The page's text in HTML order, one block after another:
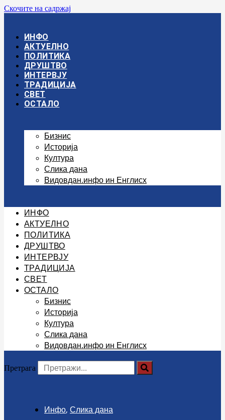
Скочите на садржај
ИНФО
АКТУЕЛНО
ПОЛИТИКА
ДРУШТВО
ИНТЕРВЈУ
ТРАДИЦИЈА
СВЕТ
ОСТАЛО
Бизнис
Историја
Култура
Слика дана
Видовдан.инфо ин Енглисх
ИНФО
АКТУЕЛНО
ПОЛИТИКА
ДРУШТВО
ИНТЕРВЈУ
ТРАДИЦИЈА
СВЕТ
ОСТАЛО
Бизнис
Историја
Култура
Слика дана
Видовдан.инфо ин Енглисх
Претрага
Инфо, Слика дана